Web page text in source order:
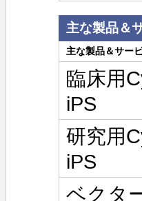
主な製品＆
主な製品＆サー
臨床用
iPS
研究用
iPS
ベクタ